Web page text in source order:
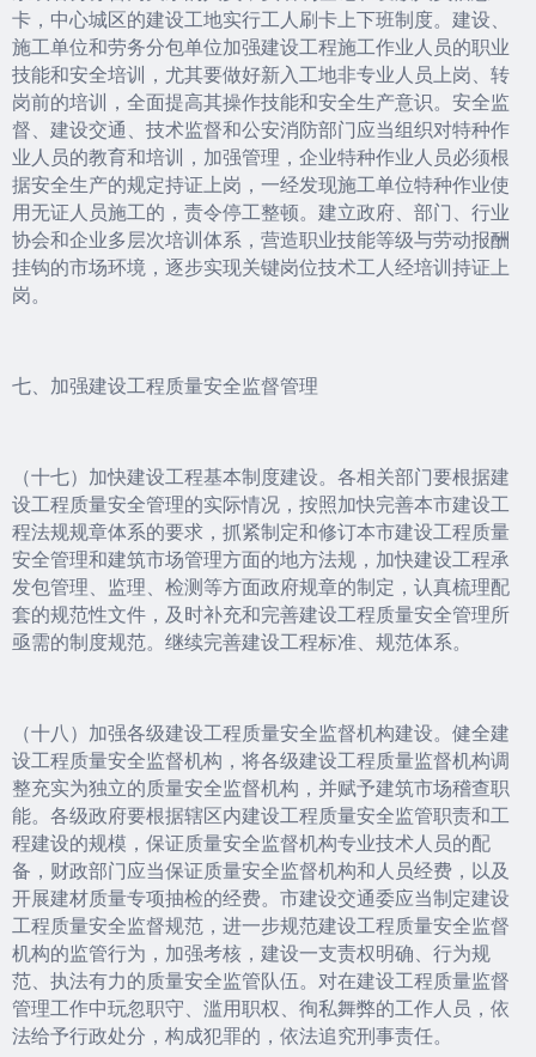
卡，中心城区的建设工地实行工人刷卡上下班制度。建设、
施工单位和劳务分包单位加强建设工程施工作业人员的职业
技能和安全培训，尤其要做好新入工地非专业人员上岗、转
岗前的培训，全面提高其操作技能和安全生产意识。安全监
督、建设交通、技术监督和公安消防部门应当组织对特种作
业人员的教育和培训，加强管理，企业特种作业人员必须根
据安全生产的规定持证上岗，一经发现施工单位特种作业使
用无证人员施工的，责令停工整顿。建立政府、部门、行业
协会和企业多层次培训体系，营造职业技能等级与劳动报酬
挂钩的市场环境，逐步实现关键岗位技术工人经培训持证上
岗。
七、加强建设工程质量安全监督管理
（十七）加快建设工程基本制度建设。各相关部门要根据建
设工程质量安全管理的实际情况，按照加快完善本市建设工
程法规规章体系的要求，抓紧制定和修订本市建设工程质量
安全管理和建筑市场管理方面的地方法规，加快建设工程承
发包管理、监理、检测等方面政府规章的制定，认真梳理配
套的规范性文件，及时补充和完善建设工程质量安全管理所
亟需的制度规范。继续完善建设工程标准、规范体系。
（十八）加强各级建设工程质量安全监督机构建设。健全建
设工程质量安全监督机构，将各级建设工程质量监督机构调
整充实为独立的质量安全监督机构，并赋予建筑市场稽查职
能。各级政府要根据辖区内建设工程质量安全监管职责和工
程建设的规模，保证质量安全监督机构专业技术人员的配
备，财政部门应当保证质量安全监督机构和人员经费，以及
开展建材质量专项抽检的经费。市建设交通委应当制定建设
工程质量安全监督规范，进一步规范建设工程质量安全监督
机构的监管行为，加强考核，建设一支责权明确、行为规
范、执法有力的质量安全监管队伍。对在建设工程质量监督
管理工作中玩忽职守、滥用职权、徇私舞弊的工作人员，依
法给予行政处分，构成犯罪的，依法追究刑事责任。